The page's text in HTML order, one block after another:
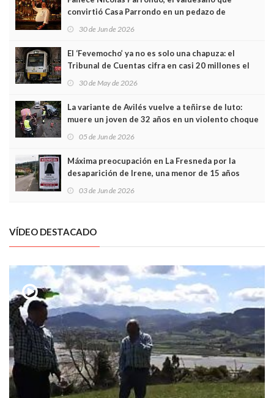
convirtió Casa Parrondo en un pedazo de
Asturias en Madrid
30 de Jun de 2026
El ‘Fevemocho’ ya no es solo una chapuza: el
Tribunal de Cuentas cifra en casi 20 millones el
sobrecoste de los trenes que no cabían por los
30 de May de 2026
La variante de Avilés vuelve a teñirse de luto:
muere un joven de 32 años en un violento choque
frontal
05 de Jun de 2026
Máxima preocupación en La Fresneda por la
desaparición de Irene, una menor de 15 años
03 de Jun de 2026
VÍDEO DESTACADO